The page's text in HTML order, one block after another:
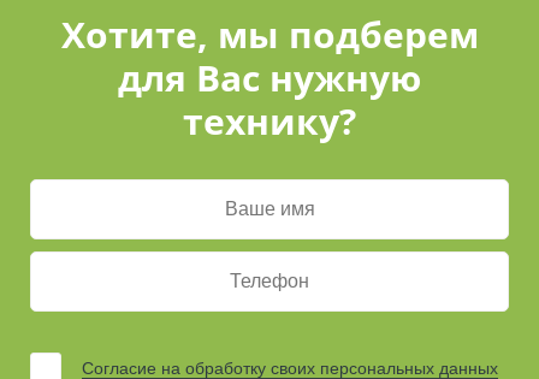
Хотите, мы подберем
для Вас нужную
технику?
Согласие на обработку своих персональных данных